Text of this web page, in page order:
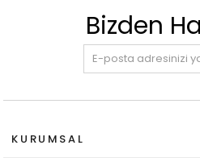
Bizden
KURUMSAL